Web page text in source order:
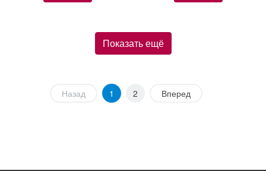
Показать ещё
Назад 1 2 Вперед